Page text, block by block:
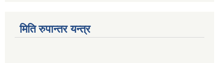
मिति रुपान्तर यन्त्र